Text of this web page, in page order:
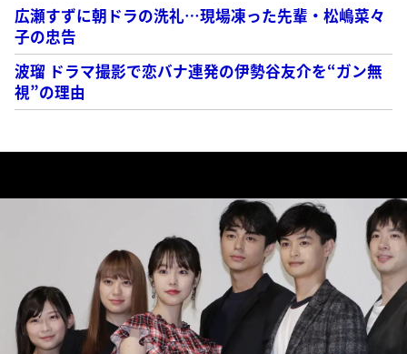
広瀬すずに朝ドラの洗礼…現場凍った先輩・松嶋菜々
子の忠告
波瑠 ドラマ撮影で恋バナ連発の伊勢谷友介を“ガン無
視”の理由